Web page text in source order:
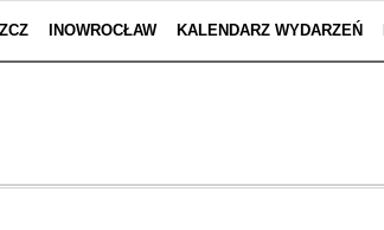
INOWROCŁAW KALENDARZ WYDARZEŃ